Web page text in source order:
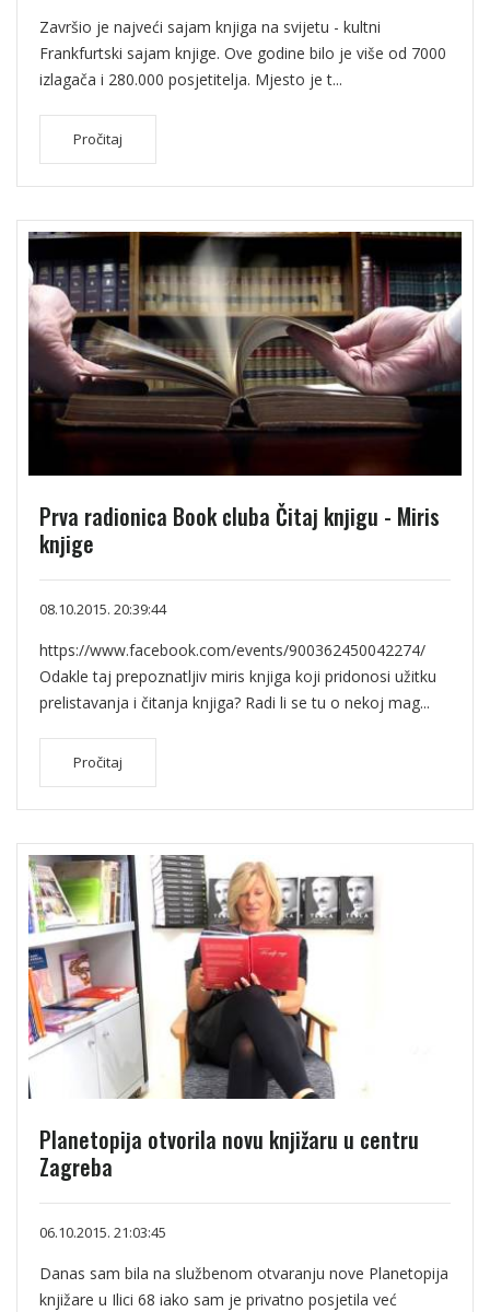
Završio je najveći sajam knjiga na svijetu - kultni
Frankfurtski sajam knjige. Ove godine bilo je više od 7000
izlagača i 280.000 posjetitelja. Mjesto je t...
Pročitaj
Prva radionica Book cluba Čitaj knjigu - Miris
knjige
08.10.2015. 20:39:44
https://www.facebook.com/events/900362450042274/
Odakle taj prepoznatljiv miris knjiga koji pridonosi užitku
prelistavanja i čitanja knjiga? Radi li se tu o nekoj mag...
Pročitaj
Planetopija otvorila novu knjižaru u centru
Zagreba
06.10.2015. 21:03:45
Danas sam bila na službenom otvaranju nove Planetopija
knjižare u Ilici 68 iako sam je privatno posjetila već